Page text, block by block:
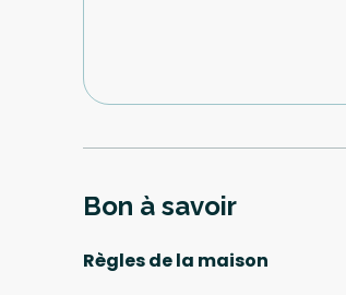
Bon à savoir
Règles de la maison